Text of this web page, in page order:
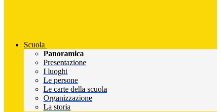
Scuola
Panoramica
Presentazione
I luoghi
Le persone
Le carte della scuola
Organizzazione
La storia